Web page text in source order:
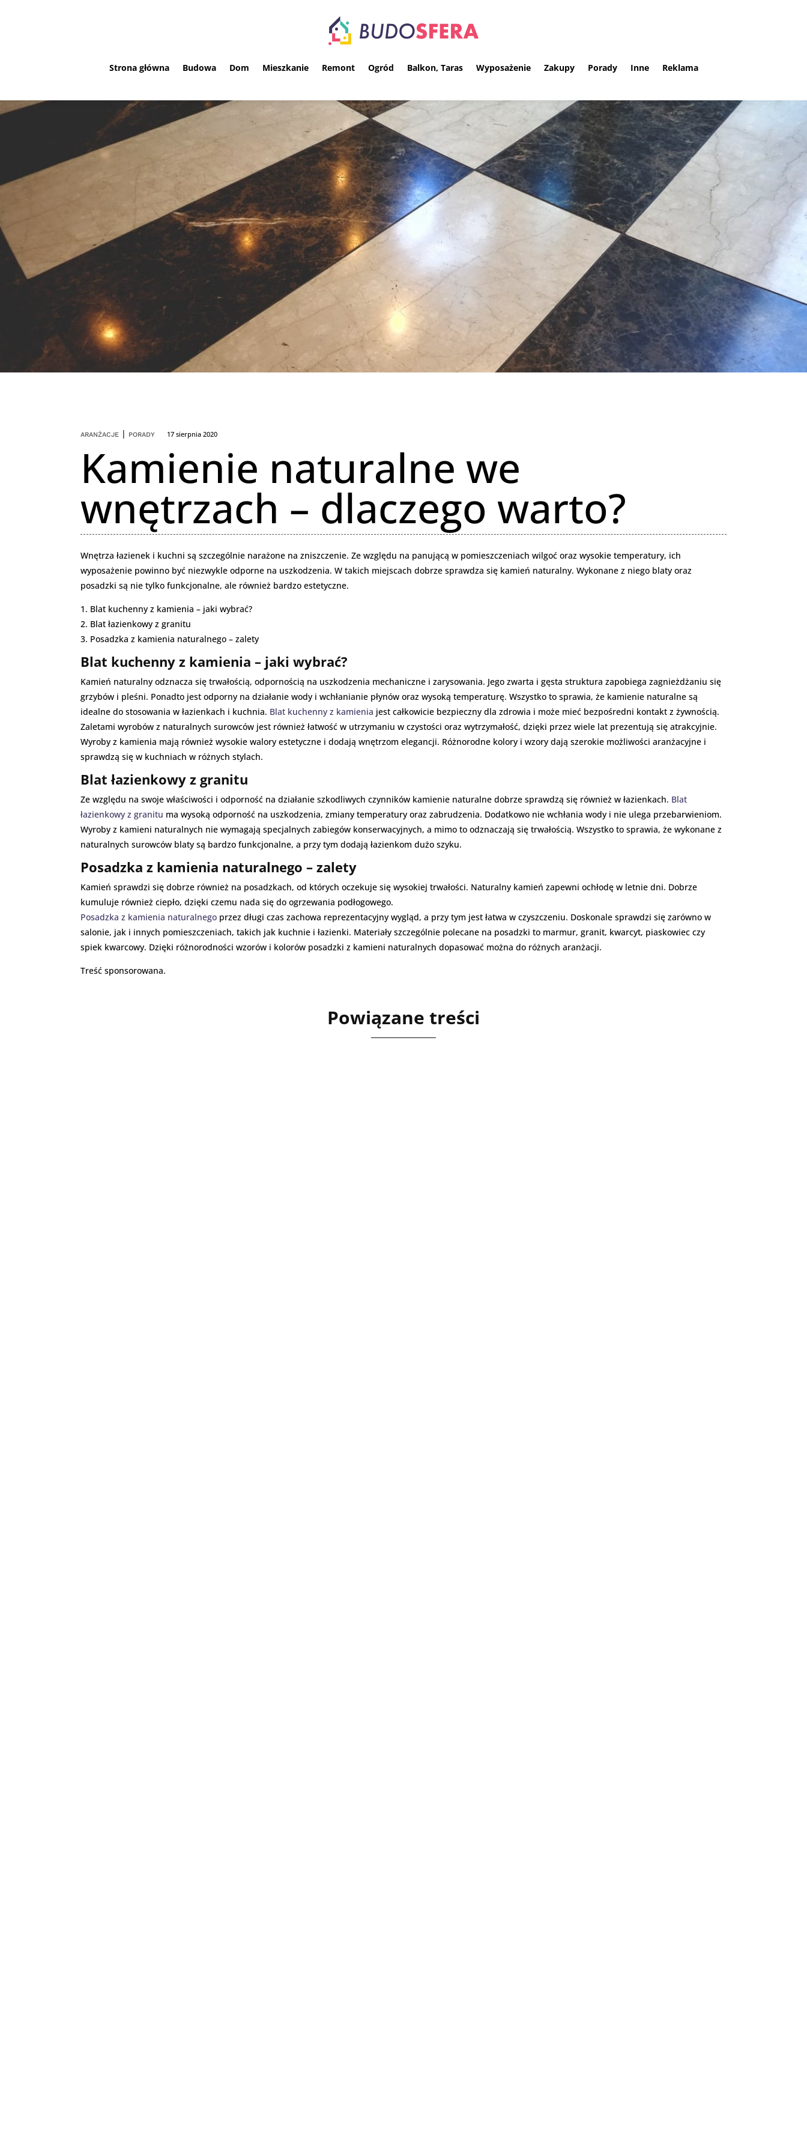
Strona główna Budowa Dom Mieszkanie Remont Ogród Balkon, Taras Wyposażenie Zakupy Porady Inne Reklama
ARANŻACJE | PORADY 17 sierpnia 2020
Kamienie naturalne we
wnętrzach – dlaczego warto?
Wnętrza łazienek i kuchni są szczególnie narażone na zniszczenie. Ze względu na panującą w pomieszczeniach wilgoć oraz wysokie temperatury, ich
wyposażenie powinno być niezwykle odporne na uszkodzenia. W takich miejscach dobrze sprawdza się kamień naturalny. Wykonane z niego blaty oraz
posadzki są nie tylko funkcjonalne, ale również bardzo estetyczne.
1. Blat kuchenny z kamienia – jaki wybrać?
2. Blat łazienkowy z granitu
3. Posadzka z kamienia naturalnego – zalety
Blat kuchenny z kamienia – jaki wybrać?
Kamień naturalny odznacza się trwałością, odpornością na uszkodzenia mechaniczne i zarysowania. Jego zwarta i gęsta struktura zapobiega zagnieżdżaniu się
grzybów i pleśni. Ponadto jest odporny na działanie wody i wchłanianie płynów oraz wysoką temperaturę. Wszystko to sprawia, że kamienie naturalne są
idealne do stosowania w łazienkach i kuchnia. Blat kuchenny z kamienia jest całkowicie bezpieczny dla zdrowia i może mieć bezpośredni kontakt z żywnością.
Zaletami wyrobów z naturalnych surowców jest również łatwość w utrzymaniu w czystości oraz wytrzymałość, dzięki przez wiele lat prezentują się atrakcyjnie.
Wyroby z kamienia mają również wysokie walory estetyczne i dodają wnętrzom elegancji. Różnorodne kolory i wzory dają szerokie możliwości aranżacyjne i
sprawdzą się w kuchniach w różnych stylach.
Blat łazienkowy z granitu
Ze względu na swoje właściwości i odporność na działanie szkodliwych czynników kamienie naturalne dobrze sprawdzą się również w łazienkach. Blat
łazienkowy z granitu ma wysoką odporność na uszkodzenia, zmiany temperatury oraz zabrudzenia. Dodatkowo nie wchłania wody i nie ulega przebarwieniom.
Wyroby z kamieni naturalnych nie wymagają specjalnych zabiegów konserwacyjnych, a mimo to odznaczają się trwałością. Wszystko to sprawia, że wykonane z
naturalnych surowców blaty są bardzo funkcjonalne, a przy tym dodają łazienkom dużo szyku.
Posadzka z kamienia naturalnego – zalety
Kamień sprawdzi się dobrze również na posadzkach, od których oczekuje się wysokiej trwałości. Naturalny kamień zapewni ochłodę w letnie dni. Dobrze
kumuluje również ciepło, dzięki czemu nada się do ogrzewania podłogowego.
Posadzka z kamienia naturalnego przez długi czas zachowa reprezentacyjny wygląd, a przy tym jest łatwa w czyszczeniu. Doskonale sprawdzi się zarówno w
salonie, jak i innych pomieszczeniach, takich jak kuchnie i łazienki. Materiały szczególnie polecane na posadzki to marmur, granit, kwarcyt, piaskowiec czy
spiek kwarcowy. Dzięki różnorodności wzorów i kolorów posadzki z kamieni naturalnych dopasować można do różnych aranżacji.
Treść sponsorowana.
Powiązane treści